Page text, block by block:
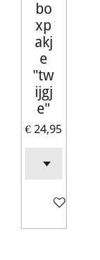
bo
xp
akj
e
"tw
ijgj
e"
€ 24,95
In